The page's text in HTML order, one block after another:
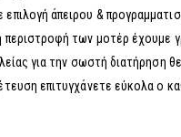
άπειρου &
των μοτέρ
για την σωστή
επιτυγχάνετε εύκολα ο